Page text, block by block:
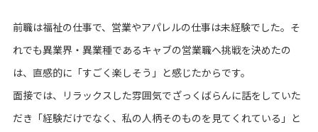
前職は福祉の仕事で、営業やアパレルの仕事は未経験でした。そ
れでも異業界・異業種であるキャブの営業職へ挑戦を決めたの
は、直感的に「すごく楽しそう」と感じたからです。
面接では、リラックスした雰囲気でざっくばらんに話をしていた
だき「経験だけでなく、私の人柄そのものを見てくれている」と